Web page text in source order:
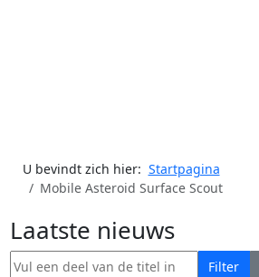
U bevindt zich hier: Startpagina
Mobile Asteroid Surface Scout
Laatste nieuws
Vul een deel van de titel in Filter